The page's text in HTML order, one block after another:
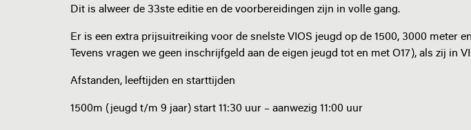
Dit is alweer de 33ste editie en de voorbereidingen zijn in volle gang.
Er is een extra prijsuitreiking voor de snelste VIOS jeugd op de 1500, 3000 meter
Tevens vragen we geen inschrijfgeld aan de eigen jeugd tot en met O17), als zij in
Afstanden, leeftijden en starttijden
1500m (jeugd t/m 9 jaar) start 11:30 uur – aanwezig 11:00 uur